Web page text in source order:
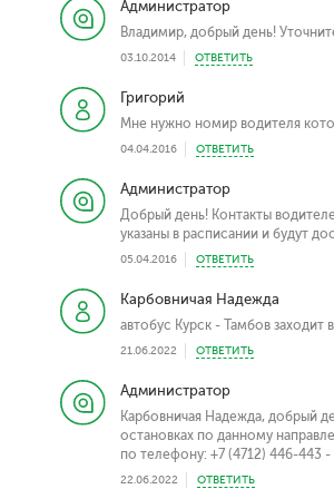
Администратор
Владимир, добрый день!
03.10.2014 ОТВЕТИТЬ
Григорий
Мне нужно номир водителя
04.04.2016 ОТВЕТИТЬ
Администратор
Добрый день! Контакты
указаны в расписании и будут
05.04.2016 ОТВЕТИТЬ
Карбовничая Надежда
автобус Курск - Тамбов заходит
21.06.2022 ОТВЕТИТЬ
Администратор
Карбовничая Надежда, добрый
остановках по данному
по телефону: +7 (4712) 446-443
22.06.2022 ОТВЕТИТЬ